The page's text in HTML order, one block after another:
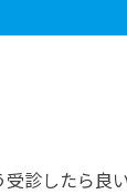
診したら良